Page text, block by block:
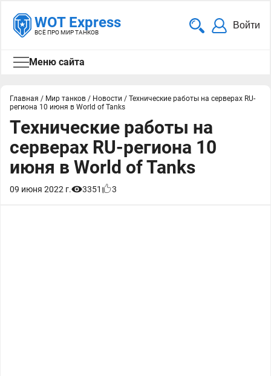
WOT Express
ВСЁ ПРО МИР ТАНКОВ
Войти
Меню сайта
Главная / Мир танков / Новости / Технические работы на серверах RU-
региона 10 июня в World of Tanks
Технические работы на
серверах RU-региона 10
июня в World of Tanks
09 июня 2022 г. 3351 3